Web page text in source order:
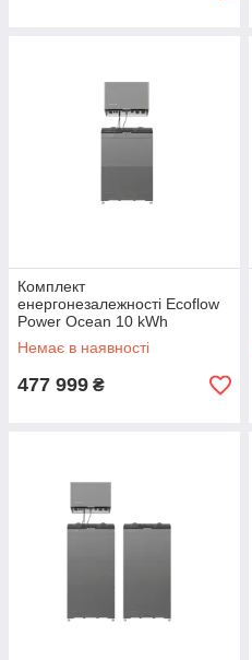
Комплект
енергонезалежності Ecoflow
Power Ocean 10 kWh
Немає в наявності
477 999 ₴